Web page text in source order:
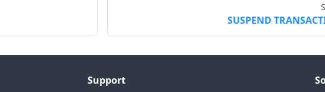
SUSPEND
Support